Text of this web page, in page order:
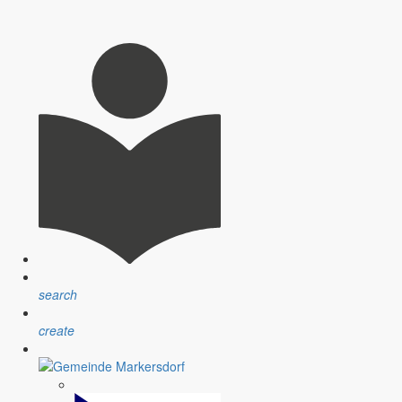
search
create
Sie mir heute bitte ein paar ganz persönliche Worte. Ich
die anderen sprechen über die
immer wieder feststellen, dass nur sehr wenige Menschen
kann nicht darüber hinweg täuschen, dass es in unserem